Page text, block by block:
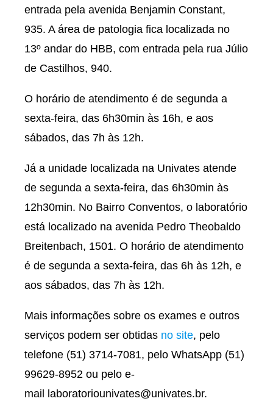
entrada pela avenida Benjamin Constant,
935. A área de patologia fica localizada no
13º andar do HBB, com entrada pela rua Júlio
de Castilhos, 940.
O horário de atendimento é de segunda a
sexta-feira, das 6h30min às 16h, e aos
sábados, das 7h às 12h.
Já a unidade localizada na Univates atende
de segunda a sexta-feira, das 6h30min às
12h30min. No Bairro Conventos, o laboratório
está localizado na avenida Pedro Theobaldo
Breitenbach, 1501. O horário de atendimento
é de segunda a sexta-feira, das 6h às 12h, e
aos sábados, das 7h às 12h.
Mais informações sobre os exames e outros
serviços podem ser obtidas no site, pelo
telefone (51) 3714-7081, pelo WhatsApp (51)
99629-8952 ou pelo e-
mail laboratoriounivates@univates.br.